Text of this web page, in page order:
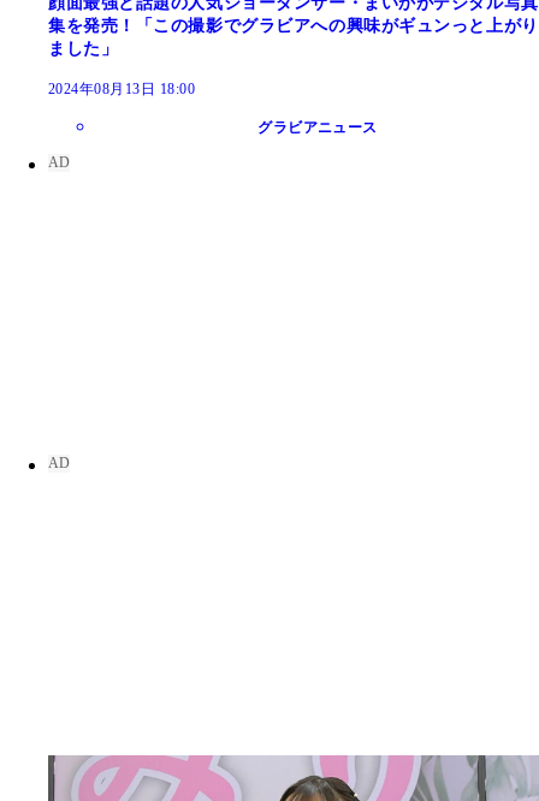
集を発売！「この撮影でグラビアへの興味がギュンっと上がり
ました」
2024年08月13日 18:00
グラビアニュース